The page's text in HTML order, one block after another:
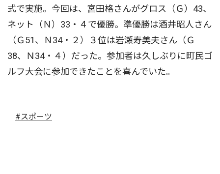
式で実施。今回は、宮田格さんがグロス（Ｇ）43、
ネット（Ｎ）33・４で優勝。準優勝は酒井昭人さん
（Ｇ51、Ｎ34・２）３位は岩瀬寿美夫さん（Ｇ
38、Ｎ34・４）だった。参加者は久しぶりに町民ゴ
ルフ大会に参加できたことを喜んでいた。
#スポーツ